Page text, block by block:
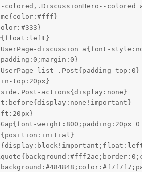
colored,.DiscussionHero--colored
discussion a{font-
list .Post{padding-top:0}
top:20px}
actions{display:none}
weight:800;padding:20px 0